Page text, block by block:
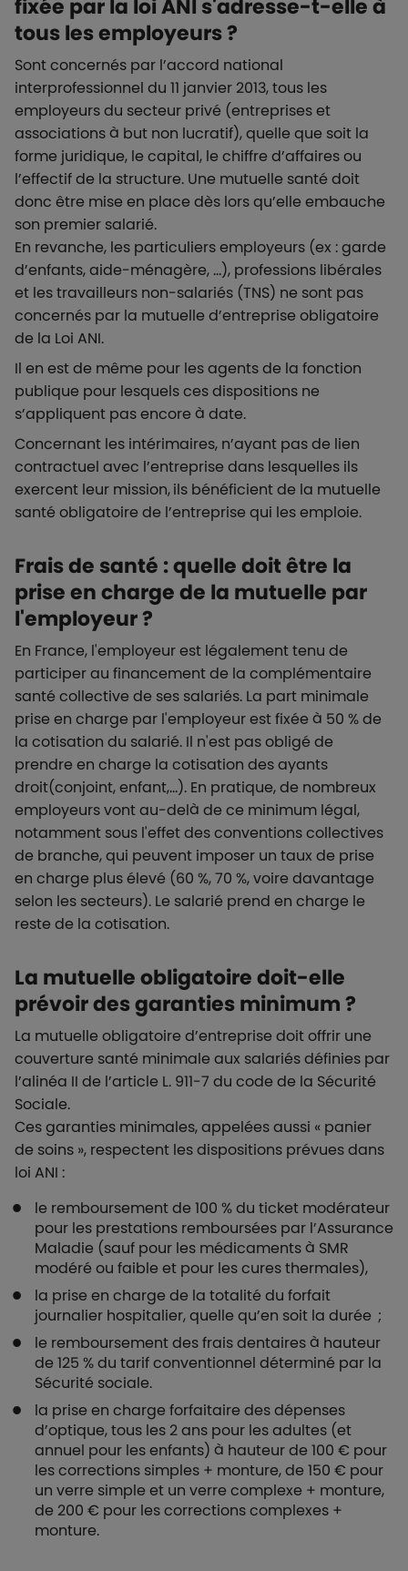
fixée par la loi ANI s'adresse-t-elle à
tous les employeurs ?
Sont concernés par l’accord national
interprofessionnel du 11 janvier 2013, tous les
employeurs du secteur privé (entreprises et
associations à but non lucratif), quelle que soit la
forme juridique, le capital, le chiffre d’affaires ou
l’effectif de la structure. Une mutuelle santé doit
donc être mise en place dès lors qu’elle embauche
son premier salarié.
En revanche, les particuliers employeurs (ex : garde
d’enfants, aide-ménagère, …), professions libérales
et les travailleurs non-salariés (TNS) ne sont pas
concernés par la mutuelle d’entreprise obligatoire
de la Loi ANI.
Il en est de même pour les agents de la fonction
publique pour lesquels ces dispositions ne
s’appliquent pas encore à date.
Concernant les intérimaires, n’ayant pas de lien
contractuel avec l’entreprise dans lesquelles ils
exercent leur mission, ils bénéficient de la mutuelle
santé obligatoire de l’entreprise qui les emploie.
Frais de santé : quelle doit être la
prise en charge de la mutuelle par
l'employeur ?
En France, l'employeur est légalement tenu de
participer au financement de la complémentaire
santé collective de ses salariés. La part minimale
prise en charge par l'employeur est fixée à 50 % de
la cotisation du salarié. Il n'est pas obligé de
prendre en charge la cotisation des ayants
droit(conjoint, enfant,...). En pratique, de nombreux
employeurs vont au-delà de ce minimum légal,
notamment sous l'effet des conventions collectives
de branche, qui peuvent imposer un taux de prise
en charge plus élevé (60 %, 70 %, voire davantage
selon les secteurs). Le salarié prend en charge le
reste de la cotisation.
La mutuelle obligatoire doit-elle
prévoir des garanties minimum ?
La mutuelle obligatoire d’entreprise doit offrir une
couverture santé minimale aux salariés définies par
l’alinéa II de l’article L. 911-7 du code de la Sécurité
Sociale.
Ces garanties minimales, appelées aussi « panier
de soins », respectent les dispositions prévues dans
loi ANI :
le remboursement de 100 % du ticket modérateur
pour les prestations remboursées par l’Assurance
Maladie (sauf pour les médicaments à SMR
modéré ou faible et pour les cures thermales),
la prise en charge de la totalité du forfait
journalier hospitalier, quelle qu’en soit la durée ;
le remboursement des frais dentaires à hauteur
de 125 % du tarif conventionnel déterminé par la
Sécurité sociale.
la prise en charge forfaitaire des dépenses
d’optique, tous les 2 ans pour les adultes (et
annuel pour les enfants) à hauteur de 100 € pour
les corrections simples + monture, de 150 € pour
un verre simple et un verre complexe + monture,
de 200 € pour les corrections complexes +
monture.